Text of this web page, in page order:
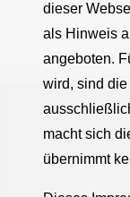
dieser
als Hinweis
angeboten.
wird, sind
macht sich
übernimmt